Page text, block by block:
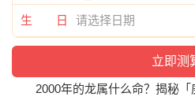
生 日
2000年的龙属什么命？揭秘